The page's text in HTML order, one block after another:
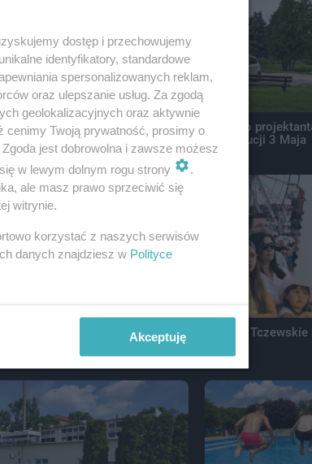
I prace idą do przodu
Wybrano
Konstytucji 3 Maja
Golicka zastępczynią
Sobótki
dostęp i przechowujemy
identyfikatory, standardowe
spersonalizowanych reklam,
oraz ulepszanie usług. Za zgodą
geolokalizacyjnych oraz aktywnie
cenimy Twoją prywatność, prosimy o
jest dobrowolna i zawsze możesz
w lewym dolnym rogu strony
.
ale masz prawo sprzeciwić się
witrynie.
korzystać z naszych serwisów
danych znajdziesz w Polityce
Akceptuję